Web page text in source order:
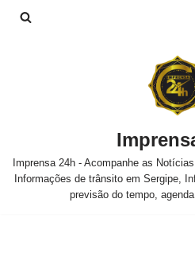
Imprensa 24h - Acompanhe as
Informações de trânsito em Sergipe,
previsão do tempo,